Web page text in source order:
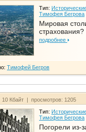
Тип:
Тимофея Бегрова
Мировая
страхования?
подробнее
Тимофей Бегров
Кбайт | просмотров: 1205
Тип:
Тимофея Бегрова
Погорели из-